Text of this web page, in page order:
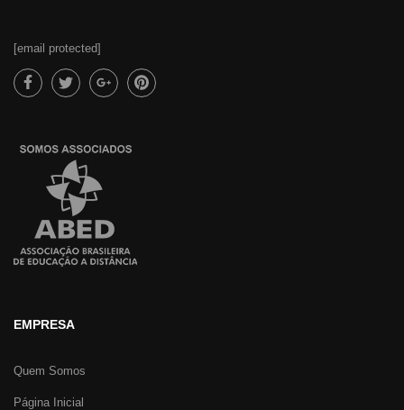
[email protected]
EMPRESA
Quem Somos
Página Inicial